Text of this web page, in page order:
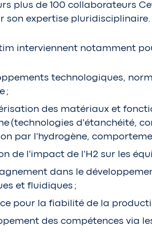
plus de 100 collaborateurs
son expertise pluridisciplinaire.
interviennent notamment
technologiques,
;
des matériaux et
(technologies d'étanchéité,
par l'hydrogène,
de l'impact de l'H2 sur les
dans le
et fluidiques ;
pour la fiabilité de la
des compétences via